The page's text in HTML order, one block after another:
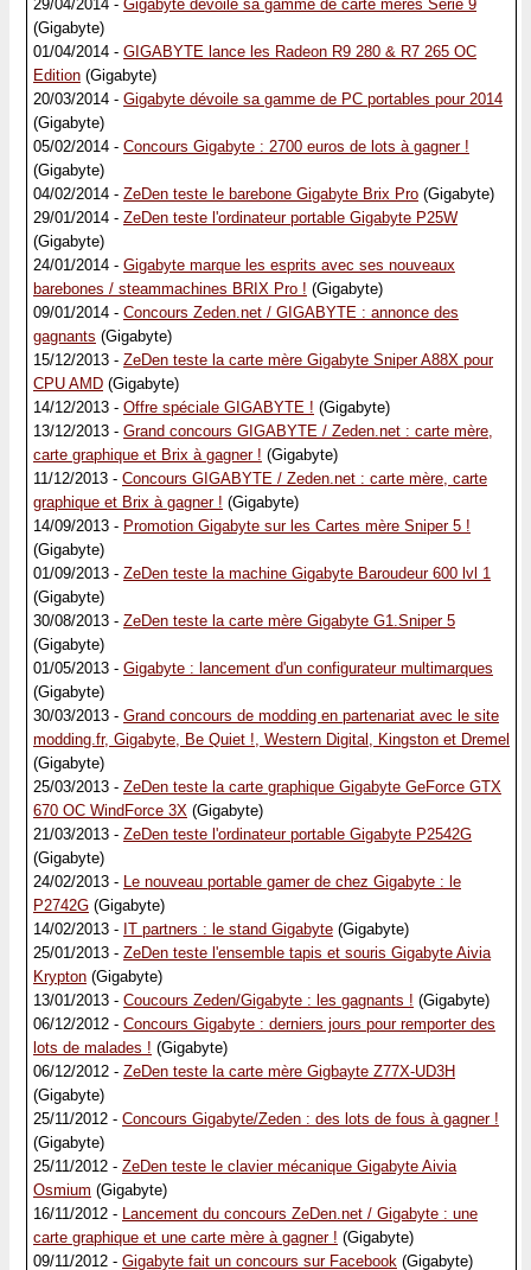
29/04/2014 - Gigabyte dévoile sa gamme de carte mères Série 9
(Gigabyte)
01/04/2014 - GIGABYTE lance les Radeon R9 280 & R7 265 OC
Edition (Gigabyte)
20/03/2014 - Gigabyte dévoile sa gamme de PC portables pour 2014
(Gigabyte)
05/02/2014 - Concours Gigabyte : 2700 euros de lots à gagner !
(Gigabyte)
04/02/2014 - ZeDen teste le barebone Gigabyte Brix Pro (Gigabyte)
29/01/2014 - ZeDen teste l'ordinateur portable Gigabyte P25W
(Gigabyte)
24/01/2014 - Gigabyte marque les esprits avec ses nouveaux
barebones / steammachines BRIX Pro ! (Gigabyte)
09/01/2014 - Concours Zeden.net / GIGABYTE : annonce des
gagnants (Gigabyte)
15/12/2013 - ZeDen teste la carte mère Gigabyte Sniper A88X pour
CPU AMD (Gigabyte)
14/12/2013 - Offre spéciale GIGABYTE ! (Gigabyte)
13/12/2013 - Grand concours GIGABYTE / Zeden.net : carte mère,
carte graphique et Brix à gagner ! (Gigabyte)
11/12/2013 - Concours GIGABYTE / Zeden.net : carte mère, carte
graphique et Brix à gagner ! (Gigabyte)
14/09/2013 - Promotion Gigabyte sur les Cartes mère Sniper 5 !
(Gigabyte)
01/09/2013 - ZeDen teste la machine Gigabyte Baroudeur 600 lvl 1
(Gigabyte)
30/08/2013 - ZeDen teste la carte mère Gigabyte G1.Sniper 5
(Gigabyte)
01/05/2013 - Gigabyte : lancement d'un configurateur multimarques
(Gigabyte)
30/03/2013 - Grand concours de modding en partenariat avec le site
modding.fr, Gigabyte, Be Quiet !, Western Digital, Kingston et Dremel
(Gigabyte)
25/03/2013 - ZeDen teste la carte graphique Gigabyte GeForce GTX
670 OC WindForce 3X (Gigabyte)
21/03/2013 - ZeDen teste l'ordinateur portable Gigabyte P2542G
(Gigabyte)
24/02/2013 - Le nouveau portable gamer de chez Gigabyte : le
P2742G (Gigabyte)
14/02/2013 - IT partners : le stand Gigabyte (Gigabyte)
25/01/2013 - ZeDen teste l'ensemble tapis et souris Gigabyte Aivia
Krypton (Gigabyte)
13/01/2013 - Coucours Zeden/Gigabyte : les gagnants ! (Gigabyte)
06/12/2012 - Concours Gigabyte : derniers jours pour remporter des
lots de malades ! (Gigabyte)
06/12/2012 - ZeDen teste la carte mère Gigbayte Z77X-UD3H
(Gigabyte)
25/11/2012 - Concours Gigabyte/Zeden : des lots de fous à gagner !
(Gigabyte)
25/11/2012 - ZeDen teste le clavier mécanique Gigabyte Aivia
Osmium (Gigabyte)
16/11/2012 - Lancement du concours ZeDen.net / Gigabyte : une
carte graphique et une carte mère à gagner ! (Gigabyte)
09/11/2012 - Gigabyte fait un concours sur Facebook (Gigabyte)